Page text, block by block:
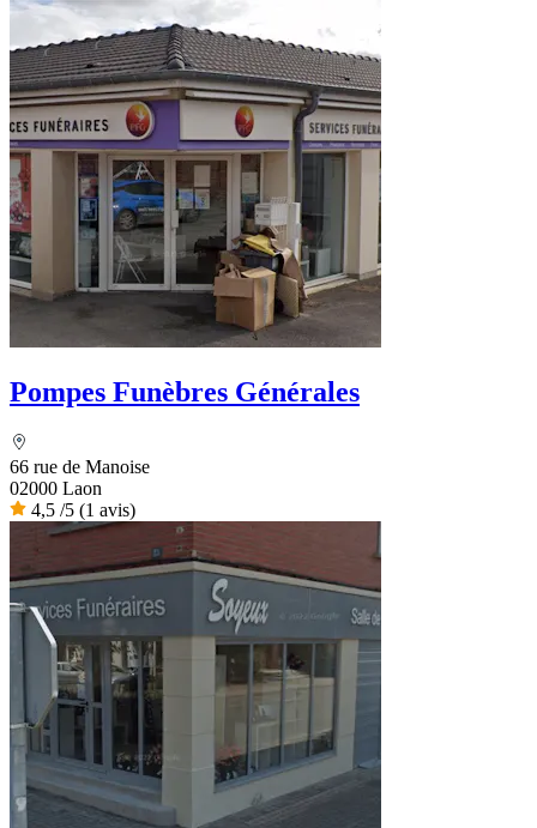
Pompes Funèbres Générales
66 rue de Manoise
02000 Laon
4,5 /5 (1 avis)